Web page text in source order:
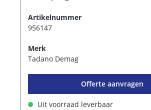
Artikelnummer
956147
Merk
Tadano Demag
Offerte aanvragen
Uit voorraad leverbaar